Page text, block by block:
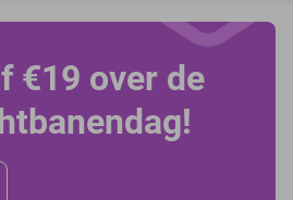
€19 over de